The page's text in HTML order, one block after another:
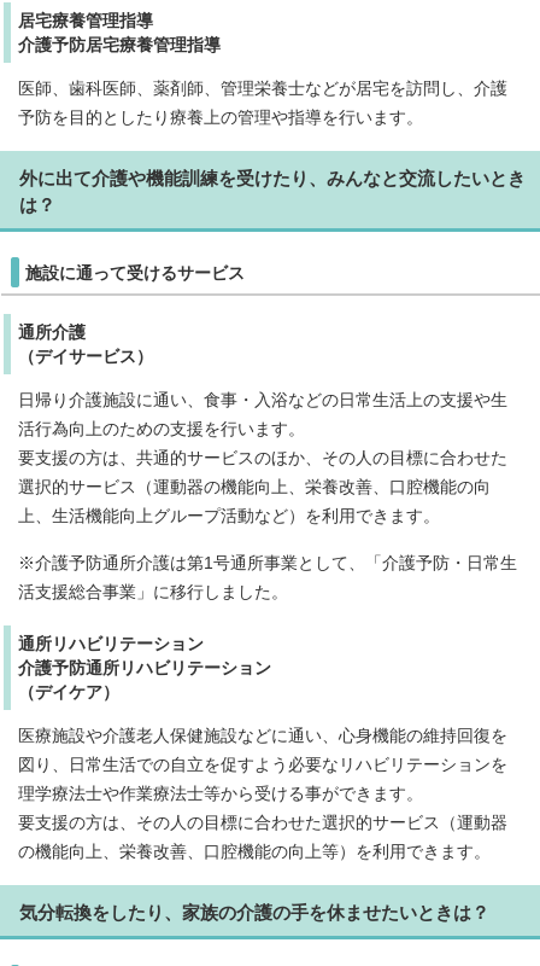
居宅療養管理指導
介護予防居宅療養管理指導
医師、歯科医師、薬剤師、管理栄養士などが居宅を訪問し、介護
予防を目的としたり療養上の管理や指導を行います。
外に出て介護や機能訓練を受けたり、みんなと交流したいとき
は？
施設に通って受けるサービス
通所介護
（デイサービス）
日帰り介護施設に通い、食事・入浴などの日常生活上の支援や生
活行為向上のための支援を行います。
要支援の方は、共通的サービスのほか、その人の目標に合わせた
選択的サービス（運動器の機能向上、栄養改善、口腔機能の向
上、生活機能向上グループ活動など）を利用できます。
※介護予防通所介護は第1号通所事業として、「介護予防・日常生
活支援総合事業」に移行しました。
通所リハビリテーション
介護予防通所リハビリテーション
（デイケア）
医療施設や介護老人保健施設などに通い、心身機能の維持回復を
図り、日常生活での自立を促すよう必要なリハビリテーションを
理学療法士や作業療法士等から受ける事ができます。
要支援の方は、その人の目標に合わせた選択的サービス（運動器
の機能向上、栄養改善、口腔機能の向上等）を利用できます。
気分転換をしたり、家族の介護の手を休ませたいときは？